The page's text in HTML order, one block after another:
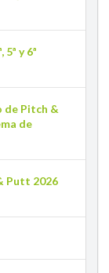
y 6ª
de Pitch &
de
Putt 2026